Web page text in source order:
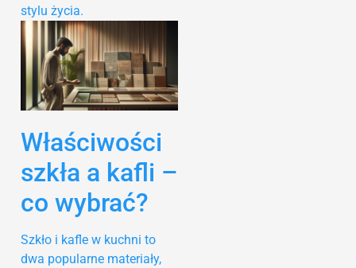
stylu życia.
Właściwości
szkła a kafli –
co wybrać?
Szkło i kafle w kuchni to
dwa popularne materiały,